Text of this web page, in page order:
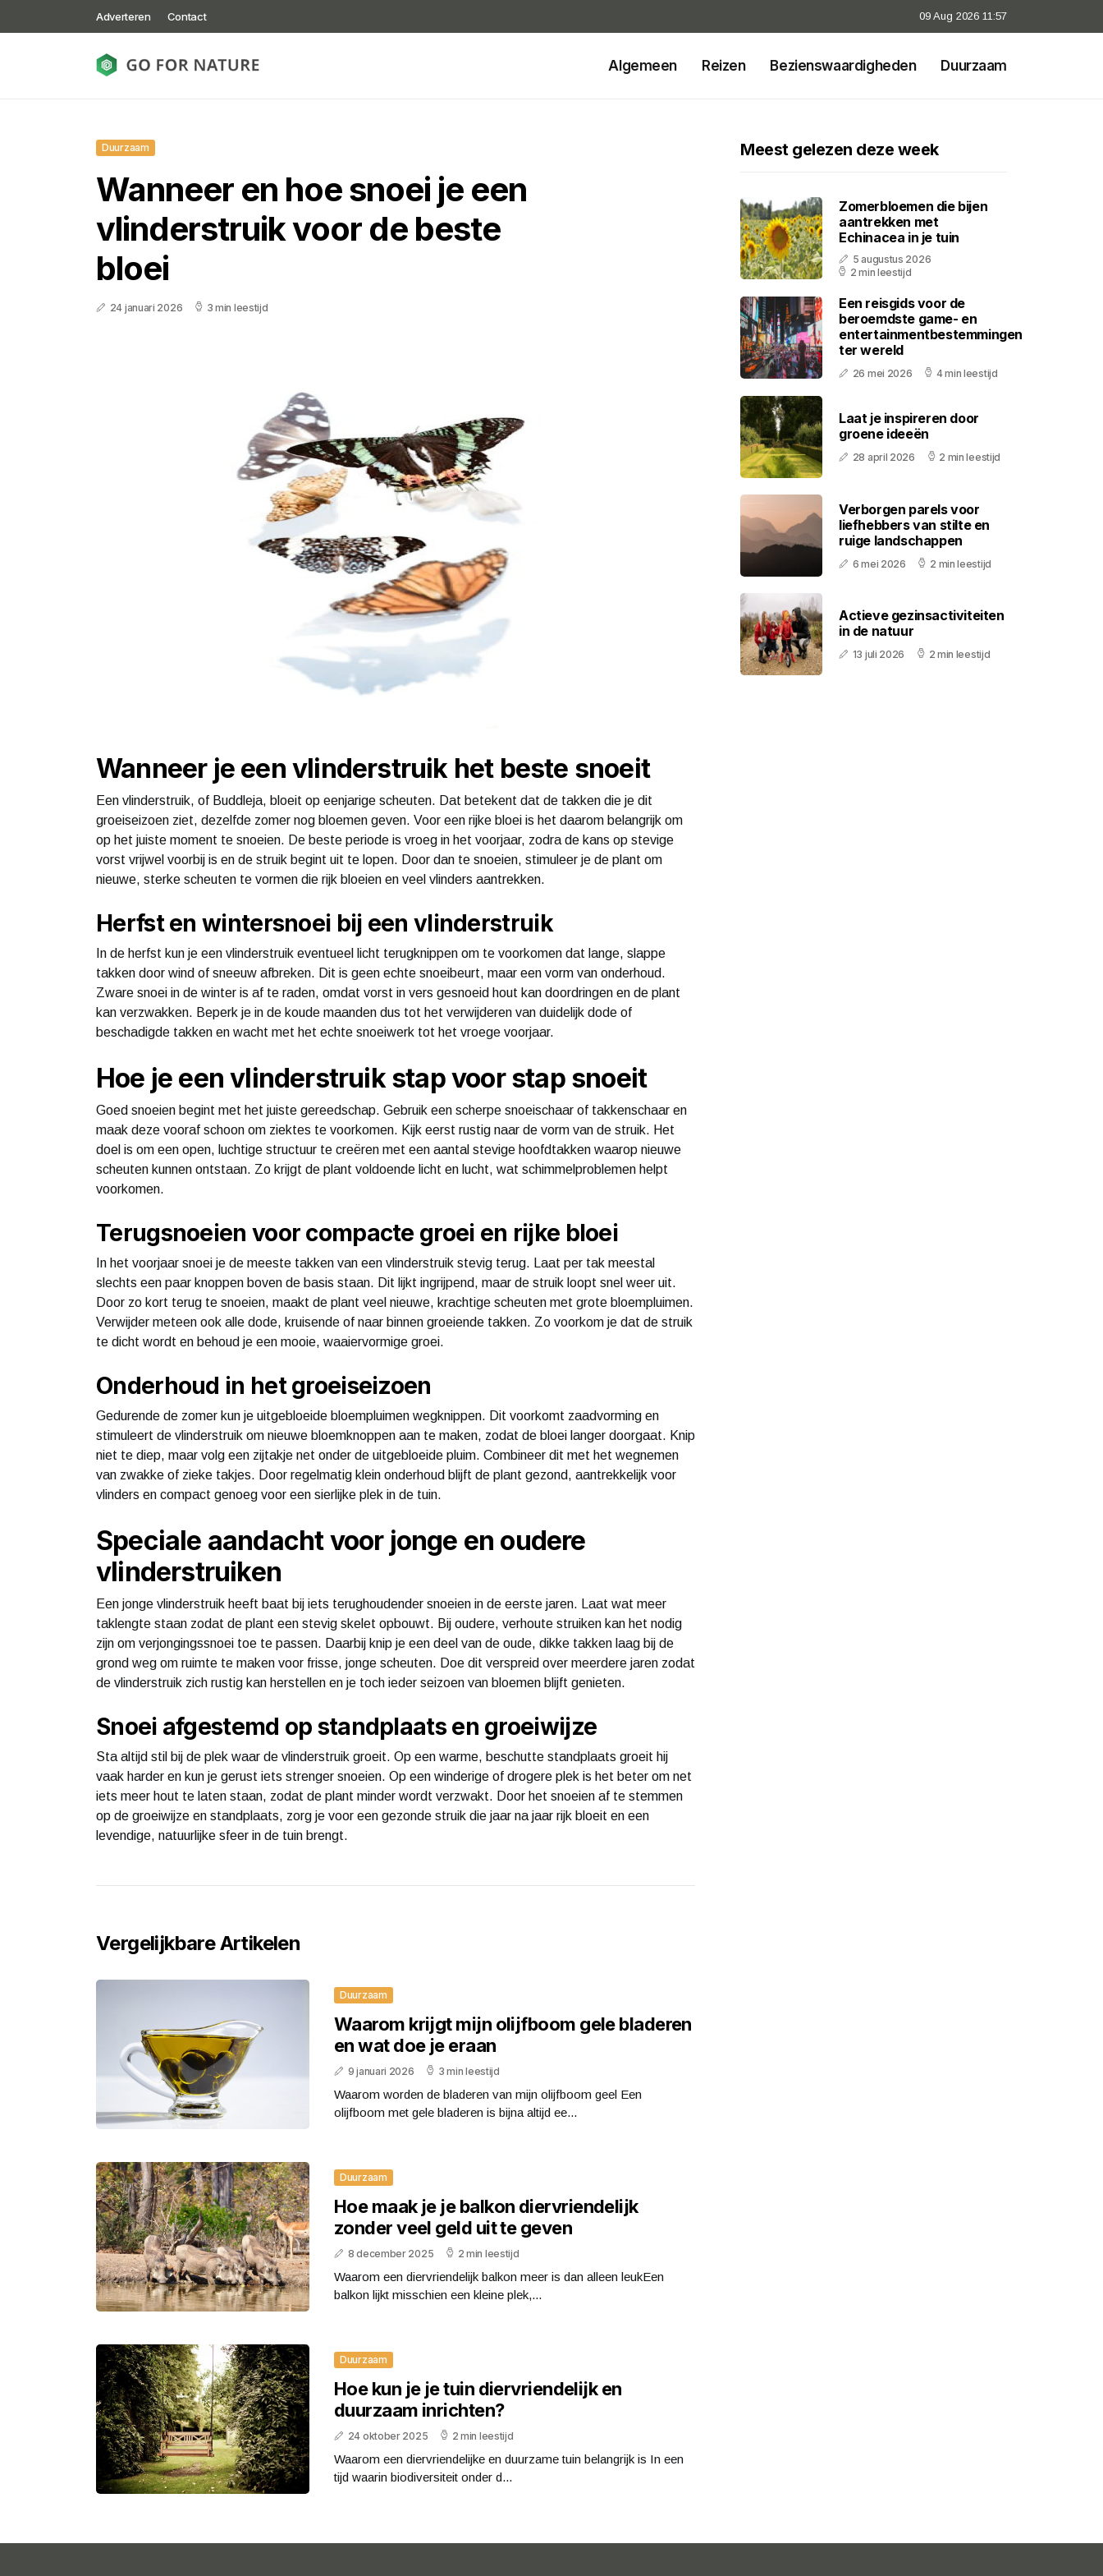
Adverteren Contact 09 Aug 2026 11:57
Algemeen Reizen Bezienswaardigheden Duurzaam
Duurzaam
Wanneer en hoe snoei je een
vlinderstruik voor de beste
bloei
24 januari 2026 3 min leestijd
Wanneer je een vlinderstruik het beste snoeit
Een vlinderstruik, of Buddleja, bloeit op eenjarige scheuten. Dat betekent dat de takken die je dit
groeiseizoen ziet, dezelfde zomer nog bloemen geven. Voor een rijke bloei is het daarom belangrijk om
op het juiste moment te snoeien. De beste periode is vroeg in het voorjaar, zodra de kans op stevige
vorst vrijwel voorbij is en de struik begint uit te lopen. Door dan te snoeien, stimuleer je de plant om
nieuwe, sterke scheuten te vormen die rijk bloeien en veel vlinders aantrekken.
Herfst en wintersnoei bij een vlinderstruik
In de herfst kun je een vlinderstruik eventueel licht terugknippen om te voorkomen dat lange, slappe
takken door wind of sneeuw afbreken. Dit is geen echte snoeibeurt, maar een vorm van onderhoud.
Zware snoei in de winter is af te raden, omdat vorst in vers gesnoeid hout kan doordringen en de plant
kan verzwakken. Beperk je in de koude maanden dus tot het verwijderen van duidelijk dode of
beschadigde takken en wacht met het echte snoeiwerk tot het vroege voorjaar.
Hoe je een vlinderstruik stap voor stap snoeit
Goed snoeien begint met het juiste gereedschap. Gebruik een scherpe snoeischaar of takkenschaar en
maak deze vooraf schoon om ziektes te voorkomen. Kijk eerst rustig naar de vorm van de struik. Het
doel is om een open, luchtige structuur te creëren met een aantal stevige hoofdtakken waarop nieuwe
scheuten kunnen ontstaan. Zo krijgt de plant voldoende licht en lucht, wat schimmelproblemen helpt
voorkomen.
Terugsnoeien voor compacte groei en rijke bloei
In het voorjaar snoei je de meeste takken van een vlinderstruik stevig terug. Laat per tak meestal
slechts een paar knoppen boven de basis staan. Dit lijkt ingrijpend, maar de struik loopt snel weer uit.
Door zo kort terug te snoeien, maakt de plant veel nieuwe, krachtige scheuten met grote bloempluimen.
Verwijder meteen ook alle dode, kruisende of naar binnen groeiende takken. Zo voorkom je dat de struik
te dicht wordt en behoud je een mooie, waaiervormige groei.
Onderhoud in het groeiseizoen
Gedurende de zomer kun je uitgebloeide bloempluimen wegknippen. Dit voorkomt zaadvorming en
stimuleert de vlinderstruik om nieuwe bloemknoppen aan te maken, zodat de bloei langer doorgaat. Knip
niet te diep, maar volg een zijtakje net onder de uitgebloeide pluim. Combineer dit met het wegnemen
van zwakke of zieke takjes. Door regelmatig klein onderhoud blijft de plant gezond, aantrekkelijk voor
vlinders en compact genoeg voor een sierlijke plek in de tuin.
Speciale aandacht voor jonge en oudere
vlinderstruiken
Een jonge vlinderstruik heeft baat bij iets terughoudender snoeien in de eerste jaren. Laat wat meer
taklengte staan zodat de plant een stevig skelet opbouwt. Bij oudere, verhoute struiken kan het nodig
zijn om verjongingssnoei toe te passen. Daarbij knip je een deel van de oude, dikke takken laag bij de
grond weg om ruimte te maken voor frisse, jonge scheuten. Doe dit verspreid over meerdere jaren zodat
de vlinderstruik zich rustig kan herstellen en je toch ieder seizoen van bloemen blijft genieten.
Snoei afgestemd op standplaats en groeiwijze
Sta altijd stil bij de plek waar de vlinderstruik groeit. Op een warme, beschutte standplaats groeit hij
vaak harder en kun je gerust iets strenger snoeien. Op een winderige of drogere plek is het beter om net
iets meer hout te laten staan, zodat de plant minder wordt verzwakt. Door het snoeien af te stemmen
op de groeiwijze en standplaats, zorg je voor een gezonde struik die jaar na jaar rijk bloeit en een
levendige, natuurlijke sfeer in de tuin brengt.
Vergelijkbare Artikelen
Duurzaam
Waarom krijgt mijn olijfboom gele bladeren
en wat doe je eraan
9 januari 2026 3 min leestijd
Waarom worden de bladeren van mijn olijfboom geel Een
olijfboom met gele bladeren is bijna altijd ee...
Duurzaam
Hoe maak je je balkon diervriendelijk
zonder veel geld uit te geven
8 december 2025 2 min leestijd
Waarom een diervriendelijk balkon meer is dan alleen leukEen
balkon lijkt misschien een kleine plek,...
Duurzaam
Hoe kun je je tuin diervriendelijk en
duurzaam inrichten?
24 oktober 2025 2 min leestijd
Waarom een diervriendelijke en duurzame tuin belangrijk is In een
tijd waarin biodiversiteit onder d...
Meest gelezen deze week
Zomerbloemen die bijen
aantrekken met
Echinacea in je tuin
5 augustus 2026
2 min leestijd
Een reisgids voor de
beroemdste game- en
entertainmentbestemmingen
ter wereld
26 mei 2026 4 min leestijd
Laat je inspireren door
groene ideeën
28 april 2026 2 min leestijd
Verborgen parels voor
liefhebbers van stilte en
ruige landschappen
6 mei 2026 2 min leestijd
Actieve gezinsactiviteiten
in de natuur
13 juli 2026 2 min leestijd